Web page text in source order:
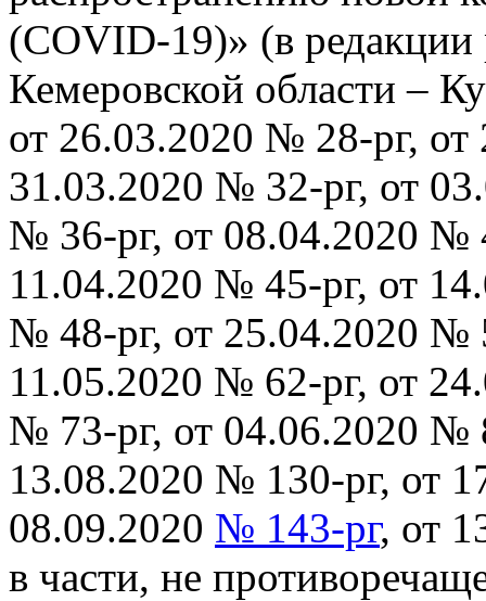
(COVID-19)» (в редакции
Кемеровской области –
от 26.03.2020 № 28-рг,
31.03.2020 № 32-рг, от
№ 36-рг, от 08.04.2020 №
11.04.2020 № 45-рг, от
№ 48-рг, от 25.04.2020 №
11.05.2020 № 62-рг, от
№ 73-рг, от 04.06.2020 №
13.08.2020 № 130-рг, от
08.09.2020 № 143-рг, от
в части, не